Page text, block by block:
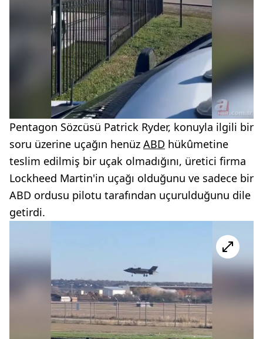
Pentagon Sözcüsü Patrick Ryder, konuyla ilgili bir
soru üzerine uçağın henüz ABD hükûmetine
teslim edilmiş bir uçak olmadığını, üretici firma
Lockheed Martin'in uçağı olduğunu ve sadece bir
ABD ordusu pilotu tarafından uçurulduğunu dile
getirdi.